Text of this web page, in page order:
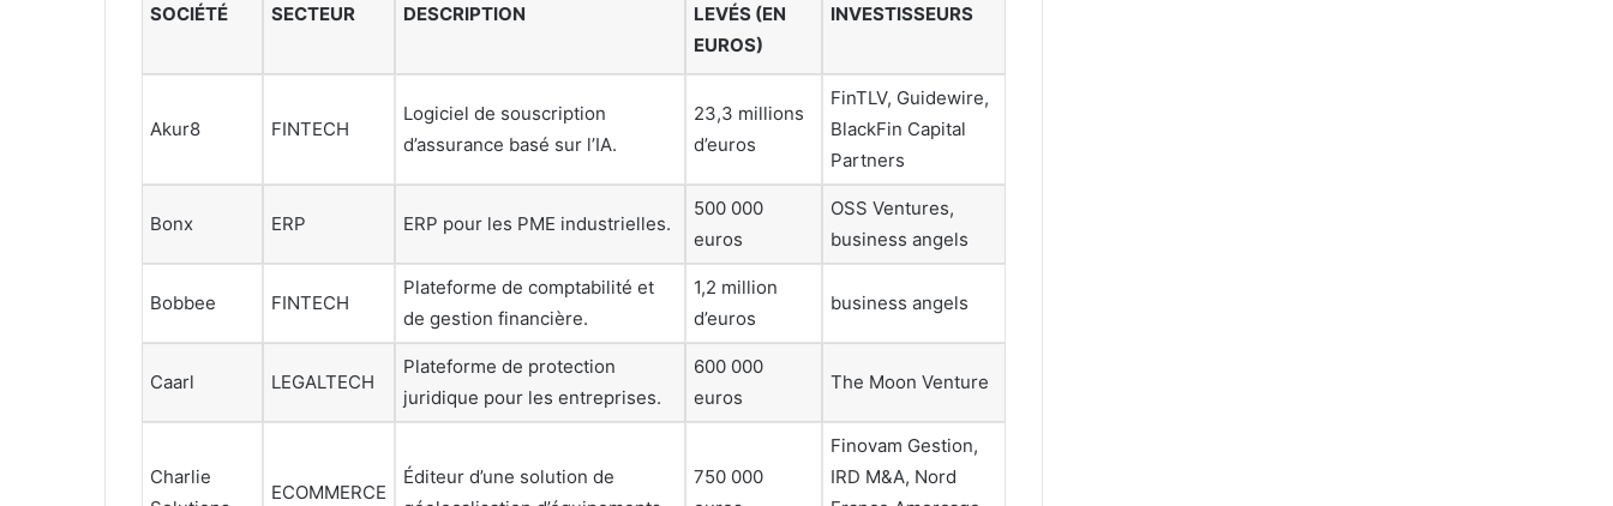
SOCIÉTÉ SECTEUR DESCRIPTION
LEVÉS (EN
EUROS)
INVESTISSEURS
Akur8 FINTECH
Logiciel de souscription
d’assurance basé sur l’IA.
23,3 millions
d’euros
FinTLV, Guidewire,
BlackFin Capital
Partners
Bonx ERP ERP pour les PME industrielles.
500 000
euros
OSS Ventures,
business angels
Bobbee FINTECH
Plateforme de comptabilité et
de gestion financière.
1,2 million
d’euros
business angels
Caarl LEGALTECH
Plateforme de protection
juridique pour les entreprises.
600 000
euros
The Moon Venture
Charlie
ECOMMERCE
Éditeur d’une solution de
750 000
Finovam Gestion,
IRD M&A, Nord